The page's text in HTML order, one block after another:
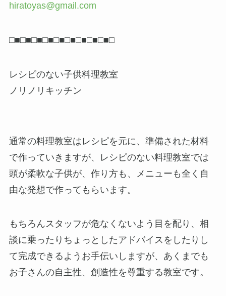
hiratoyas@gmail.com
□■□■□■□■□■□■□■□■□■□
レシピのない子供料理教室
ノリノリキッチン
通常の料理教室はレシピを元に、準備された材料
で作っていきますが、レシピのない料理教室では
頭が柔軟な子供が、作り方も、メニューも全く自
由な発想で作ってもらいます。
もちろんスタッフが危なくないよう目を配り、相
談に乗ったりちょっとしたアドバイスをしたりし
て完成できるようお手伝いしますが、あくまでも
お子さんの自主性、創造性を尊重する教室です。